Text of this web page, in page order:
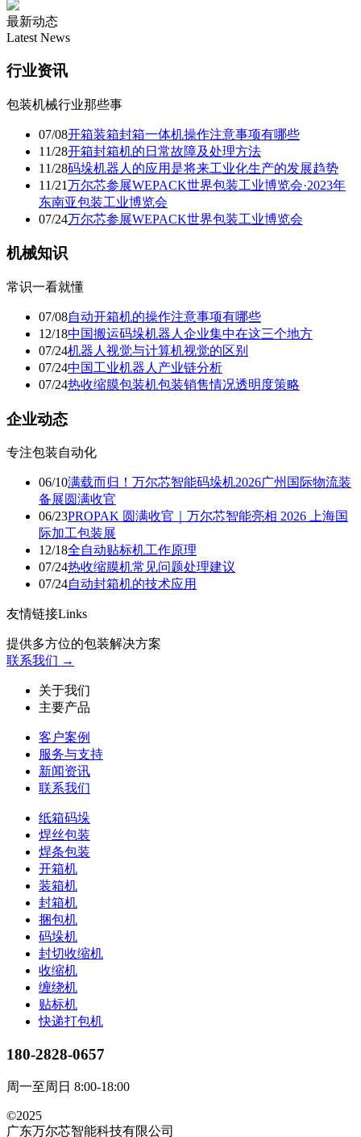
最新动态
Latest News
行业资讯
包装机械行业那些事
07/08开箱装箱封箱一体机操作注意事项有哪些
11/28开箱封箱机的日常故障及处理方法
11/28码垛机器人的应用是将来工业化生产的发展趋势
11/21万尔芯参展WEPACK世界包装工业博览会·2023年
东南亚包装工业博览会
07/24万尔芯参展WEPACK世界包装工业博览会
机械知识
常识一看就懂
07/08自动开箱机的操作注意事项有哪些
12/18中国搬运码垛机器人企业集中在这三个地方
07/24机器人视觉与计算机视觉的区别
07/24中国工业机器人产业链分析
07/24热收缩膜包装机包装销售情况透明度策略
企业动态
专注包装自动化
06/10满载而归！万尔芯智能码垛机2026广州国际物流装
备展圆满收官
06/23PROPAK 圆满收官｜万尔芯智能亮相 2026 上海国
际加工包装展
12/18​全自动贴标机工作原理
07/24热收缩膜机常见问题处理建议
07/24自动封箱机的技术应用
友情链接Links
提供多方位的包装解决方案
联系我们 →
关于我们
主要产品
客户案例
服务与支持
新闻资讯
联系我们
纸箱码垛
焊丝包装
焊条包装
开箱机
装箱机
封箱机
捆包机
码垛机
封切收缩机
收缩机
缠绕机
贴标机
快递打包机
180-2828-0657
周一至周日 8:00-18:00
©2025
广东万尔芯智能科技有限公司